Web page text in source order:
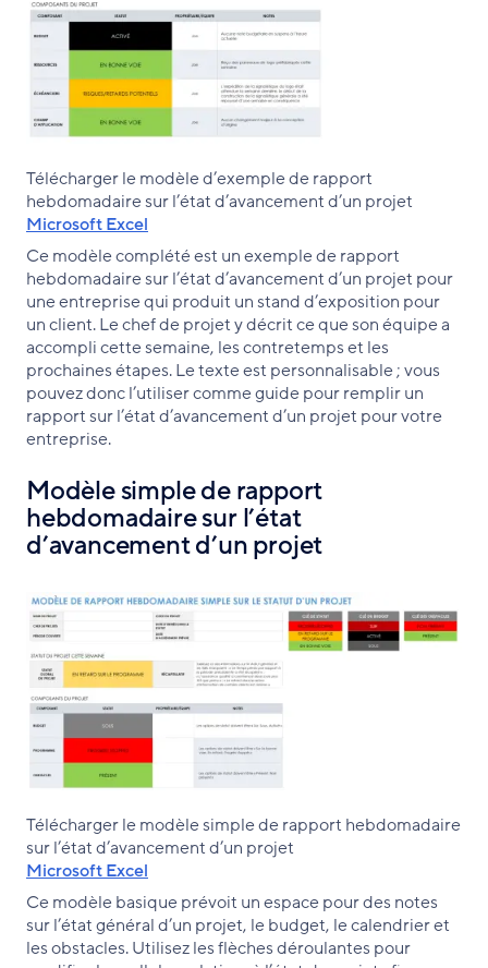
Télécharger le modèle d’exemple de rapport
hebdomadaire sur l’état d’avancement d’un projet
Microsoft Excel
Ce modèle complété est un exemple de rapport
hebdomadaire sur l’état d’avancement d’un projet pour
une entreprise qui produit un stand d’exposition pour
un client. Le chef de projet y décrit ce que son équipe a
accompli cette semaine, les contretemps et les
prochaines étapes. Le texte est personnalisable ; vous
pouvez donc l’utiliser comme guide pour remplir un
rapport sur l’état d’avancement d’un projet pour votre
entreprise.
Modèle simple de rapport
hebdomadaire sur l’état
d’avancement d’un projet
Télécharger le modèle simple de rapport hebdomadaire
sur l’état d’avancement d’un projet
Microsoft Excel
Ce modèle basique prévoit un espace pour des notes
sur l’état général d’un projet, le budget, le calendrier et
les obstacles. Utilisez les flèches déroulantes pour